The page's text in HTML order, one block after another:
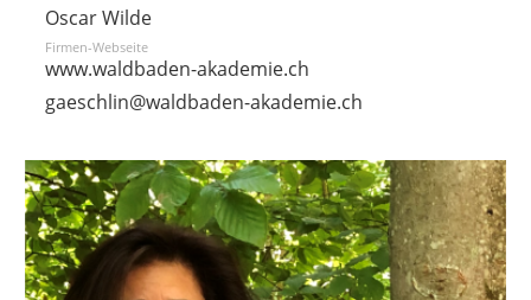
​Oscar Wilde
Firmen-Webseite
www.waldbaden-akademie.ch
gaeschlin@waldbaden-akademie.ch